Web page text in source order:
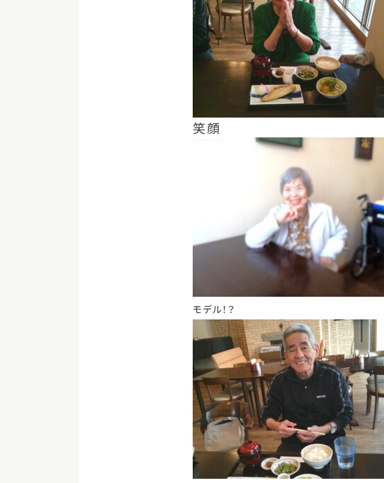
笑顔
モデル！？